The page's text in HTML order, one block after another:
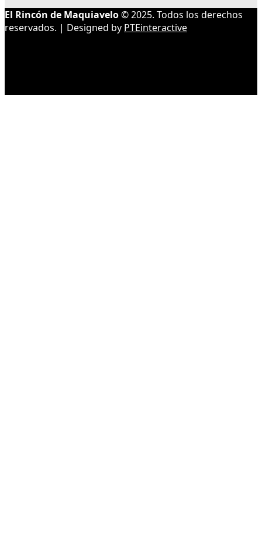
El Rincón de Maquiavelo© 2025. Todos los derechos
reservados. | Designed by PTEinteractive